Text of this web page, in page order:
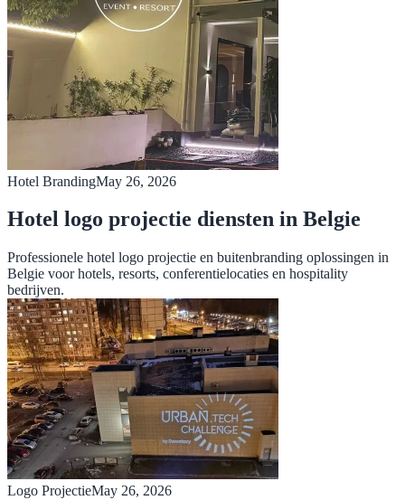
Hotel BrandingMay 26, 2026
Hotel logo projectie diensten in Belgie
Professionele hotel logo projectie en buitenbranding oplossingen in
Belgie voor hotels, resorts, conferentielocaties en hospitality
bedrijven.
Logo ProjectieMay 26, 2026